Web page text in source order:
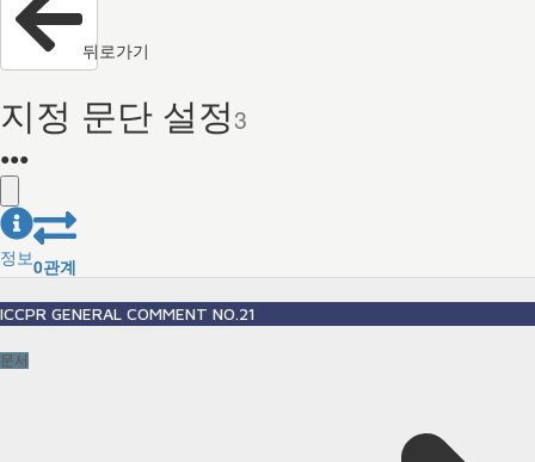
뒤로가기
지정 문단 설정3
●●●
정보0관계
ICCPR GENERAL COMMENT NO.21
문서